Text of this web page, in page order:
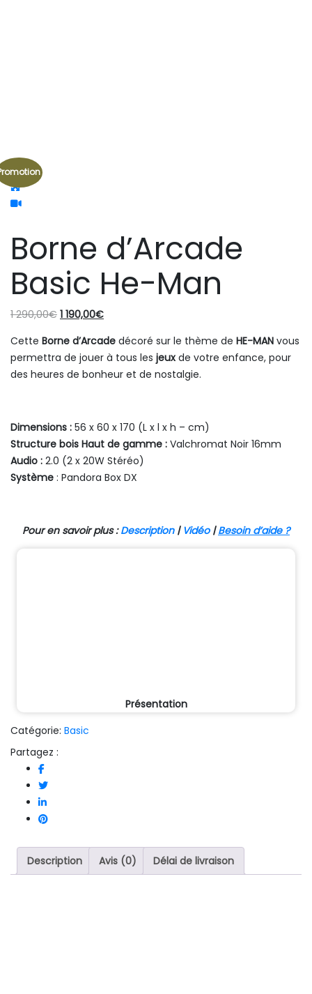
Borne d’Arcade
Basic He-Man
1 290,00€ Le
initial
était :
1
1 190,00€Le
actuel
est :
1
Cette Borne d’Arcade décoré sur le thème de HE-MAN vous
permettra de jouer à tous les jeux de votre enfance, pour
des heures de bonheur et de nostalgie.
Dimensions : 56 x 60 x 170 (L x l x h – cm)
Structure bois Haut de gamme : Valchromat Noir 16mm
Audio : 2.0 (2 x 20W Stéréo)
Système : Pandora Box DX
Pour en savoir plus :Description| Vidéo|Besoin d’aide ?
Présentation
Catégorie: Basic
Partagez :
Description Avis (0) Délai de livraison